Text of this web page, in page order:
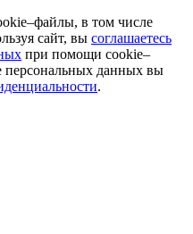
в том числе
сайт, вы соглашаетесь
при помощи cookie–
персональных данных вы
.